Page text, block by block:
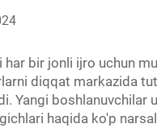
bir jonli ijro uchun
diqqat markazida
Yangi boshlanuvchilar
haqida ko'p